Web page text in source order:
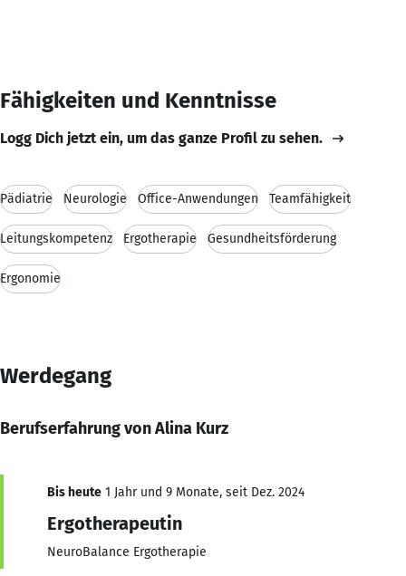
Fähigkeiten und Kenntnisse
Logg Dich jetzt ein, um das ganze Profil zu sehen.
Pädiatrie Neurologie Office-Anwendungen Teamfähigkeit
Leitungskompetenz Ergotherapie Gesundheitsförderung
Ergonomie
Werdegang
Berufserfahrung von Alina Kurz
Bis heute 1 Jahr und 9 Monate, seit Dez. 2024
Ergotherapeutin
NeuroBalance Ergotherapie